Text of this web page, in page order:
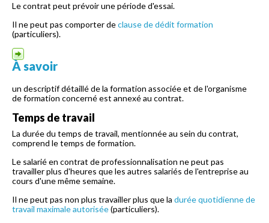
Le contrat peut prévoir une période d'essai.
Il ne peut pas comporter declause de dédit formation
(particuliers).
À savoir
un descriptif détaillé de la formation associée et de l'organisme
de formation concerné est annexé au contrat.
Temps de travail
La durée du temps de travail, mentionnée au sein du contrat,
comprend le temps de formation.
Le salarié en contrat de professionnalisation ne peut pas
travailler plus d'heures que les autres salariés de l'entreprise au
cours d'une même semaine.
Il ne peut pas non plus travailler plus que la durée quotidienne de
travail maximale autorisée(particuliers).